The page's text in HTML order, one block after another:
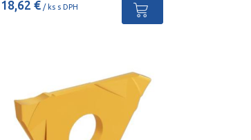
18,62 €/ ks s DPH